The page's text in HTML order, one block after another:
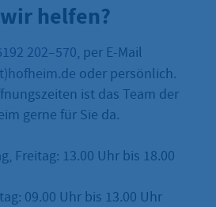
helfen?
202–570, per E-Mail
oder persönlich.
ist das Team der
gerne für Sie da.
Freitag: 13.00 Uhr bis 18.00
09.00 Uhr bis 13.00 Uhr